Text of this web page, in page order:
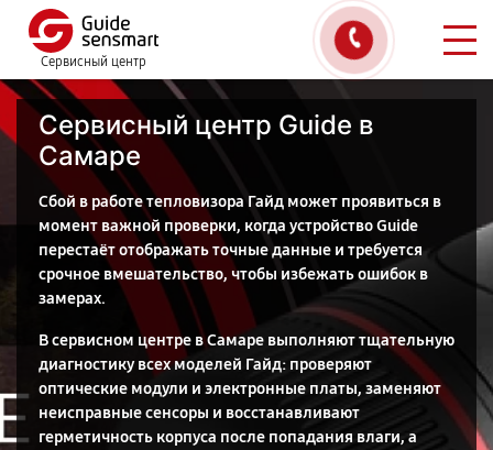
Сервисный центр
Сервисный центр Guide в
Самаре
Сбой в работе тепловизора Гайд может проявиться в
момент важной проверки, когда устройство Guide
перестаёт отображать точные данные и требуется
срочное вмешательство, чтобы избежать ошибок в
замерах.
В сервисном центре в Самаре выполняют тщательную
диагностику всех моделей Гайд: проверяют
оптические модули и электронные платы, заменяют
неисправные сенсоры и восстанавливают
герметичность корпуса после попадания влаги, а